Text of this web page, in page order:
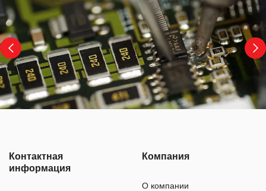
Контактная
информация
Компания
О компании